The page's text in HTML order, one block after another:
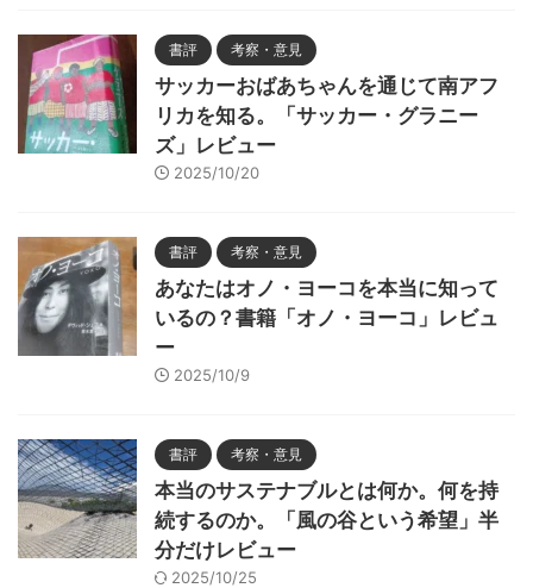
書評 考察・意見
サッカーおばあちゃんを通じて南アフ
リカを知る。「サッカー・グラニー
ズ」レビュー
2025/10/20
書評 考察・意見
あなたはオノ・ヨーコを本当に知って
いるの？書籍「オノ・ヨーコ」レビュ
ー
2025/10/9
書評 考察・意見
本当のサステナブルとは何か。何を持
続するのか。「風の谷という希望」半
分だけレビュー
2025/10/25